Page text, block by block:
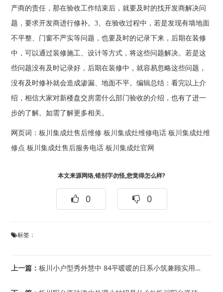
产商的责任，那在验收工作结束后，就要及时的找开发商解决问
题，要求开发商进行修补。3、在验收过程中，若是发现有墙地面
不平整、门窗不严实等问题，也要及时的记录下来，后期在装修
中，可以通过装修施工、设计等方式，将这些问题解决。若是这
些问题没有及时记录好，后期在装修中，就容易忽略这些问题，
没有及时修补就会造成渗漏、地面不平。编辑总结：看完以上介
绍，相信大家对新楼盘交房需什么部门验收的介绍，也有了进一
步的了解。如需了解更多相关。
网页词：板川集成灶售后维修 板川集成灶维修电话 板川集成灶维
修点 板川集成灶售后服务电话 板川集成灶官网
本文来源网络,错别字勿怪,您觉得怎么样?
0 0
标签：
上一篇：板川小户型秀外慧中 84平暖暖的日系小筑兼顾实用&板川小户型也能如此惊艳 5万硬...